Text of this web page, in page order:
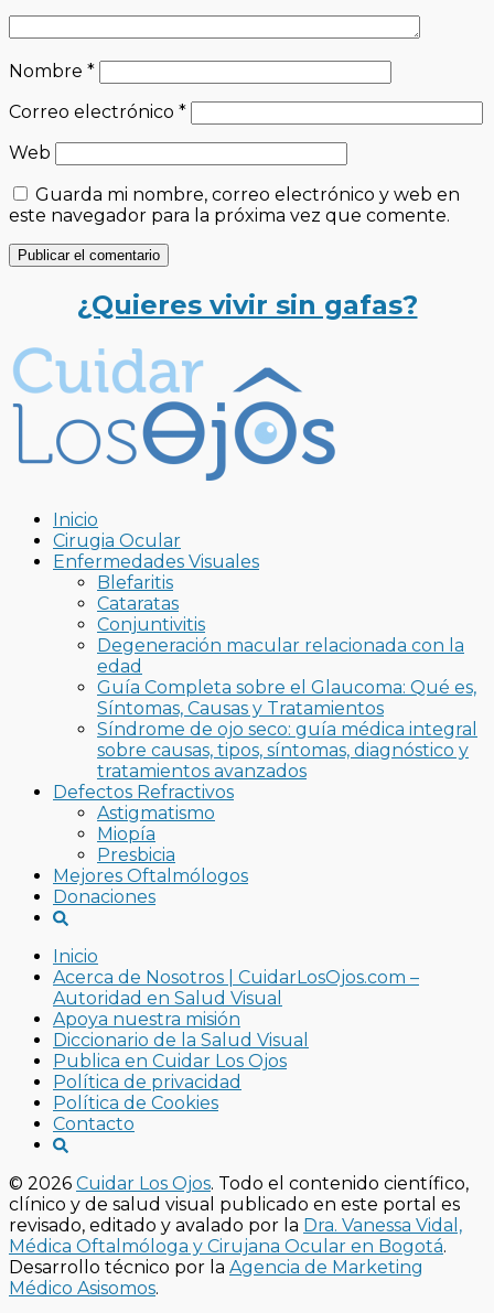
Nombre *
Correo electrónico *
Web
Guarda mi nombre, correo electrónico y web en
este navegador para la próxima vez que comente.
¿Quieres vivir sin gafas?
Inicio
Cirugia Ocular
Enfermedades Visuales
Blefaritis
Cataratas
Conjuntivitis
Degeneración macular relacionada con la
edad
Guía Completa sobre el Glaucoma: Qué es,
Síntomas, Causas y Tratamientos
Síndrome de ojo seco: guía médica integral
sobre causas, tipos, síntomas, diagnóstico y
tratamientos avanzados
Defectos Refractivos
Astigmatismo
Miopía
Presbicia
Mejores Oftalmólogos
Donaciones
Inicio
Acerca de Nosotros | CuidarLosOjos.com –
Autoridad en Salud Visual
Apoya nuestra misión
Diccionario de la Salud Visual
Publica en Cuidar Los Ojos
Política de privacidad
Política de Cookies
Contacto
© 2026 Cuidar Los Ojos. Todo el contenido científico,
clínico y de salud visual publicado en este portal es
revisado, editado y avalado por la Dra. Vanessa Vidal,
Médica Oftalmóloga y Cirujana Ocular en Bogotá.
Desarrollo técnico por la Agencia de Marketing
Médico Asisomos.